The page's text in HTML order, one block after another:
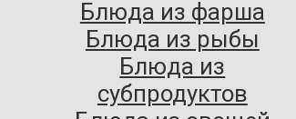
Блюда из фарша
Блюда из рыбы
Блюда из
субпродуктов